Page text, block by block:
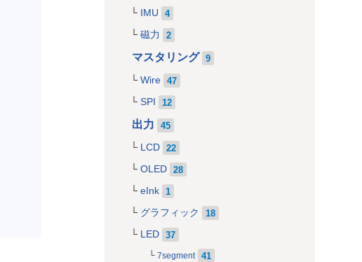
IMU 4
磁力 2
マスタリング 9
Wire 47
SPI 12
出力 45
LCD 22
OLED 28
eInk 1
グラフィック 18
LED 37
7segment 41